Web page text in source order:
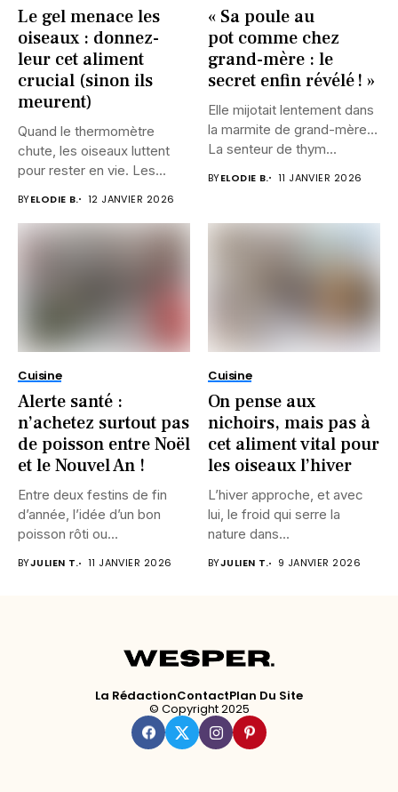
Le gel menace les
oiseaux : donnez-
leur cet aliment
crucial (sinon ils
meurent)
Quand le thermomètre
chute, les oiseaux luttent
pour rester en vie. Les...
BYELODIE B. 12 JANVIER 2026
« Sa poule au
pot comme chez
grand-mère : le
secret enfin révélé ! »
Elle mijotait lentement dans
la marmite de grand-mère…
La senteur de thym...
BYELODIE B. 11 JANVIER 2026
Cuisine
Alerte santé :
n’achetez surtout pas
de poisson entre Noël
et le Nouvel An !
Entre deux festins de fin
d’année, l’idée d’un bon
poisson rôti ou...
BYJULIEN T. 11 JANVIER 2026
Cuisine
On pense aux
nichoirs, mais pas à
cet aliment vital pour
les oiseaux l’hiver
L’hiver approche, et avec
lui, le froid qui serre la
nature dans...
BYJULIEN T. 9 JANVIER 2026
La RédactionContactPlan Du Site
© Copyright 2025